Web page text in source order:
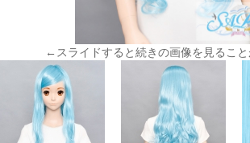
←スライドすると続きの画像を見るこ